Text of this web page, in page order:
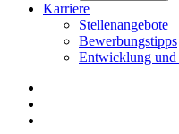
Karriere
Stellenangebote
Bewerbungstipps
Entwicklung und